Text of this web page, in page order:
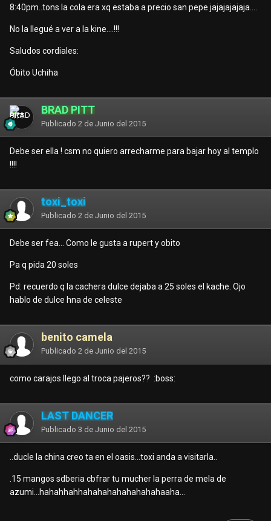
8:40pm..tons la cola era xq estaba a precio san pepe jajajajajaja....
No la llegué a ver a la kine....!!!
Saludos cordiales:
Óbito Uchiha
BRAD PITT
Publicado 2 de Junio del 2015
Debe ser ella ! csm no quiero arrecharme para bajar hoy al templo
!!!!
toxi_toxi
Publicado 2 de Junio del 2015
Debe ser fea... Como le gusta a rupert y obito
Pa q pida 20 soles
Pd: recuerdo q la cachera dulce dejaba a 25 soles el kache. Ojo
hablo de dulce hna de celeste
benito camela
Publicado 2 de Junio del 2015
como carajos llego al troca pajeros?? :boss:
LAST DANCER
Publicado 3 de Junio del 2015
..ducle la china creo ta en el oasis...toxi anda a visitarla..
.15 mangos sdberia cbfrar tu mucher la perra de mela de
azumi...hahahhahhahahahahahahahahaaha...